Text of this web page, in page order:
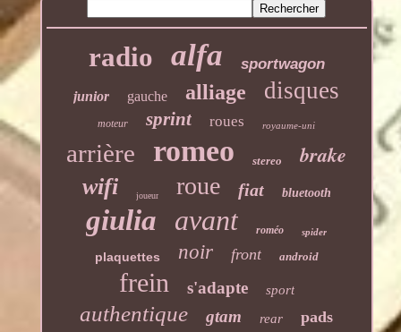
radio alfa sportwagon
junior gauche alliage disques
moteur sprint roues royaume-uni
arrière romeo stereo brake
wifi joueur roue fiat bluetooth
giulia avant roméo spider
plaquettes noir front android
frein s'adapte sport
authentique gtam rear pads